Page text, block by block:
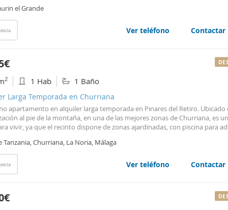
las estancias son exteriores. Termo de gas y placa de cocina eléctrica.
Está distribuido en salón-comedor, cocina independiente, tres
ellos en suite y con armarios empotrados) y dos baños con bañera. NO SE
REFERENCIA: 11599
el Grande
Ver teléfono Contactar
2 1 Hab 1 Baño
Larga Temporada en Churriana
apartamento en alquiler larga temporada en Pinares del Retiro. Ubicado
al pie de la montaña, en una de las mejores zonas de Churriana, es
vivir, ya que el recinto dispone de zonas ajardinadas, con piscina para
para su seguridad cuenta con cámaras de videovigilancia en todos los
situada en una segunda planta, con orientación sur, se distribuye en
salón, con terraza, cocina americana actual con muebles blancos,
sin usar. Además tiene 1 dormitorio doble con baño completo en
a la terraza. Dispone de una plaza de aparcamiento. Los materiales
primera calidad, carpintería exterior de aluminio lacada en blanco con
puerta de entrada blindada y puertas de paso en terminación
Tanzania, Churriana, La Noria, Málaga
Ver teléfono Contactar